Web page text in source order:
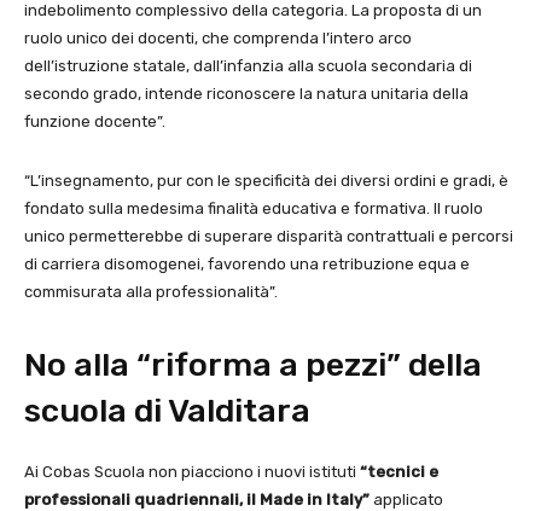
indebolimento complessivo della categoria. La proposta di un
ruolo unico dei docenti, che comprenda l’intero arco
dell’istruzione statale, dall’infanzia alla scuola secondaria di
secondo grado, intende riconoscere la natura unitaria della
funzione docente”.
“L’insegnamento, pur con le specificità dei diversi ordini e gradi, è
fondato sulla medesima finalità educativa e formativa. Il ruolo
unico permetterebbe di superare disparità contrattuali e percorsi
di carriera disomogenei, favorendo una retribuzione equa e
commisurata alla professionalità”.
No alla “riforma a pezzi” della
scuola di Valditara
Ai Cobas Scuola non piacciono i nuovi istituti “tecnici e
professionali quadriennali, il Made in Italy” applicato